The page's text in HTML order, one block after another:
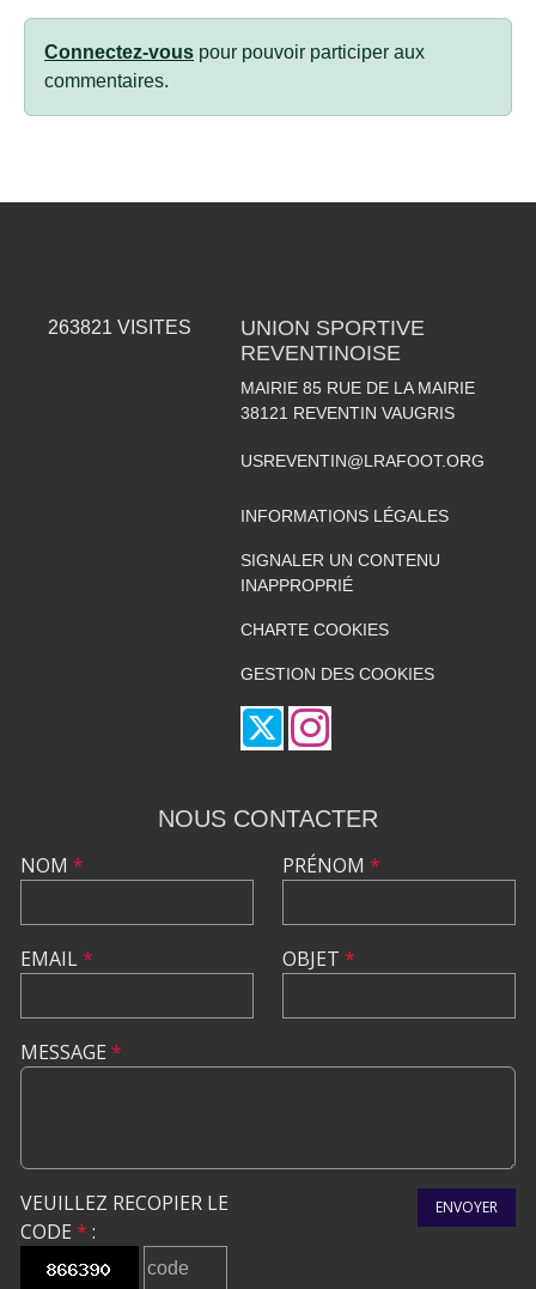
Connectez-vous pour pouvoir participer aux
commentaires.
263821 VISITES
UNION SPORTIVE
REVENTINOISE
MAIRIE 85 RUE DE LA MAIRIE
38121 REVENTIN VAUGRIS
USREVENTIN@LRAFOOT.ORG
INFORMATIONS LÉGALES
SIGNALER UN CONTENU
INAPPROPRIÉ
CHARTE COOKIES
GESTION DES COOKIES
NOUS CONTACTER
NOM *
EMAIL*
PRÉNOM *
OBJET *
MESSAGE *
VEUILLEZ RECOPIER LE
CODE * :
ENVOYER